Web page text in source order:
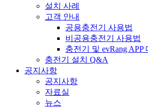
설치 사례
고객 안내
공용충전기 사용법
비공용충전기 사용법
충전기 및 evRang APP
충전기 설치 Q&A
공지사항
공지사항
자료실
뉴스